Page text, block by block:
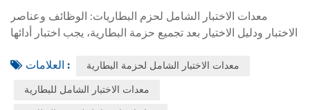
معدات الاختبار الشامل لحزم البطاريات: الوظائف وعناصر
الاختبار ودليل الاختيار بعد تجميع حزمة البطارية، يجب اختبار أدائها
المعايير المحددة ومتطلبات الإنتاج. لا يثبت جهد الدائرة المفتوحة
الطبيعي وحده أن حزمة البطارية تعمل بشكل صحيح. فقد تظل
العلامات : معدات الاختبار الشامل لحزمة البطارية
معدات الاختبار الشامل للبطارية